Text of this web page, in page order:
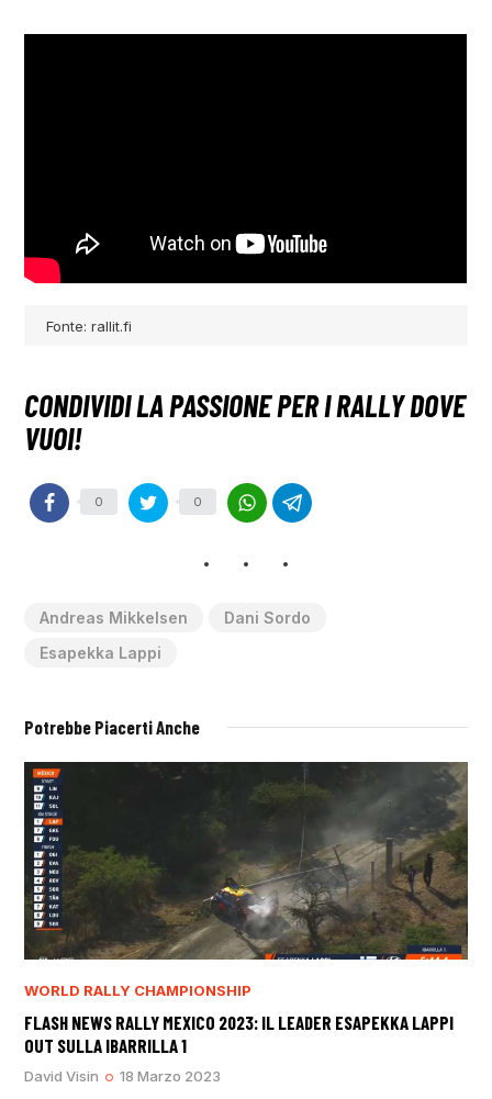
Fonte: rallit.fi
0 0
Andreas Mikkelsen
Dani Sordo
Esapekka Lappi
Potrebbe Piacerti Anche
WORLD RALLY CHAMPIONSHIP
FLASH NEWS RALLY MEXICO 2023: IL LEADER ESAPEKKA LAPPI
OUT SULLA IBARRILLA 1
David Visin 18 Marzo 2023